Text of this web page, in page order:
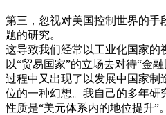
第三，忽视对美国控制世界的手
题的研究。
这导致我们经常以工业化国家的
以“贸易国家”的立场去对待“金
过程中又出现了以发展中国家制
位的一种幻想。我自己的多年研
性质是“美元体系内的地位提升”